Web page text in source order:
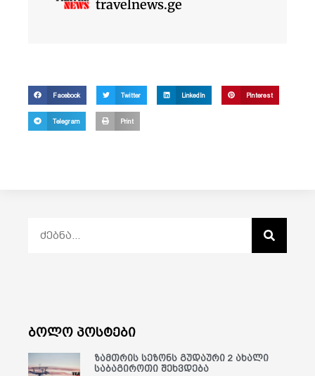
travelnews.ge
Facebook Twitter LinkedIn Pinterest
Telegram Print
ბოლო პოსტები
ზამთრის სეზონს გუდაური 2 ახალი
საბაგიროთი შეხვდება